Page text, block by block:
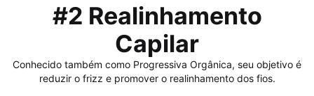
#2 Realinhamento
Capilar
Conhecido também como Progressiva Orgânica, seu objetivo é
reduzir o frizz e promover o realinhamento dos fios.